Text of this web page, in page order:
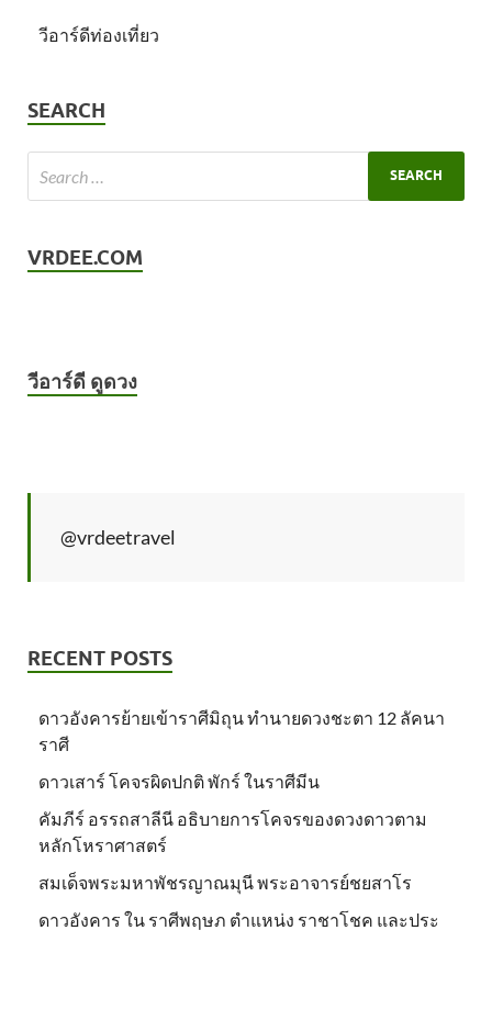
วีอาร์ดีท่องเที่ยว
SEARCH
VRDEE.COM
วีอาร์ดี ดูดวง
@vrdeetravel
RECENT POSTS
ดาวอังคารย้ายเข้าราศีมิถุน ทำนายดวงชะตา 12 ลัคนา
ราศี
ดาวเสาร์ โคจรผิดปกติ พักร์ ในราศีมีน
คัมภีร์ อรรถสาลีนี อธิบายการโคจรของดวงดาวตาม
หลักโหราศาสตร์
สมเด็จพระมหาพัชรญาณมุนี พระอาจารย์ชยสาโร
ดาวอังคาร ใน ราศีพฤษภ ตำแหน่ง ราชาโชค และประ